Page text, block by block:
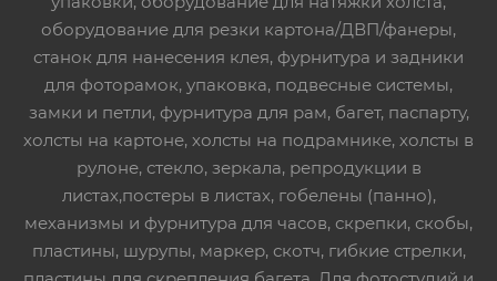
оборудование для резки картона/ДВП/фанеры,
станок для нанесения клея, фурнитура и задники
для фоторамок, упаковка, подвесные системы,
замки и петли, фурнитура для рам, багет, паспарту,
холсты на картоне, холсты на подрамнике, холсты в
рулоне, стекло, зеркала, репродукции в
листах,постеры в листах, гобелены (панно),
механизмы и фурнитура для часов, скрепки, скобы,
пластины, шурупы, маркер, скотч, гибкие стрелки,